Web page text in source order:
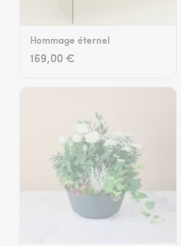
Hommage éternel
169,00 €